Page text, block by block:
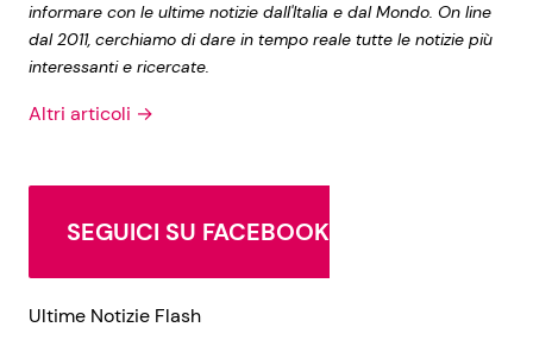
informare con le ultime notizie dall'Italia e dal Mondo. On line
dal 2011, cerchiamo di dare in tempo reale tutte le notizie più
interessanti e ricercate.
Altri articoli →
SEGUICI SU FACEBOOK
Ultime Notizie Flash